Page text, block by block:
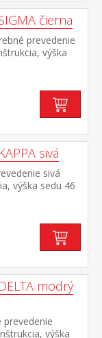
čierna
prevedenie
výška
sivá
sivá
výška sedu 46
modrý
výška